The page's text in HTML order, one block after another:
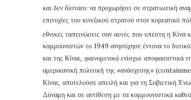
και δεν δίστασε να προχωρήσει σε στρατιωτική
επιτυχίες του κινεζικού στρατού στον κορεατικό
εθνικές ταπεινώσεις σαν αυτές που υπέστη η Κίνα
κομμουνιστών το 1949 ανησύχησε έντονα το
και της Κίνας, φαινομενικά ενίσχυε
αμερικανική πολιτική της «ανάσχεσης»
Κίνας, αποτελούσε απειλή και για τη Σοβιετική
Δύναμη και σε αντίθεση με τα κομμουνιστικά